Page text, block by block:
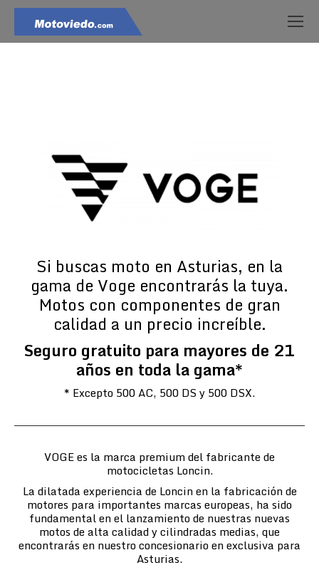
Si buscas moto en Asturias, en la
gama de Voge encontrarás la tuya.
Motos con componentes de gran
calidad a un precio increíble.
Seguro gratuito para mayores de 21
años en toda la gama*
* Excepto 500 AC, 500 DS y 500 DSX.
VOGE es la marca premium del fabricante de
motocicletas Loncin.
La dilatada experiencia de Loncin en la fabricación de
motores para importantes marcas europeas, ha sido
fundamental en el lanzamiento de nuestras nuevas
motos de alta calidad y cilindradas medias, que
encontrarás en nuestro concesionario en exclusiva para
Asturias.